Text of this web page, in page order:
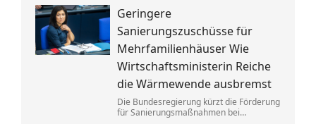
Clan zu lange. Die Familie fordert die
Aufgabe von »Denkverboten«.
Geringere
Sanierungszuschüsse für
Mehrfamilienhäuser Wie
Wirtschaftsministerin Reiche
die Wärmewende ausbremst
Die Bundesregierung kürzt die Förderung
für Sanierungsmaßnahmen bei